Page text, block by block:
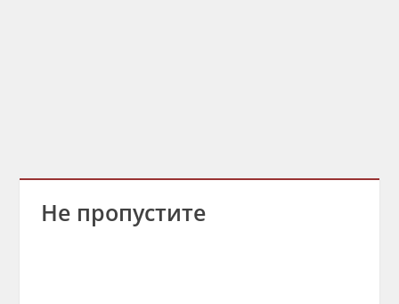
Не пропустите